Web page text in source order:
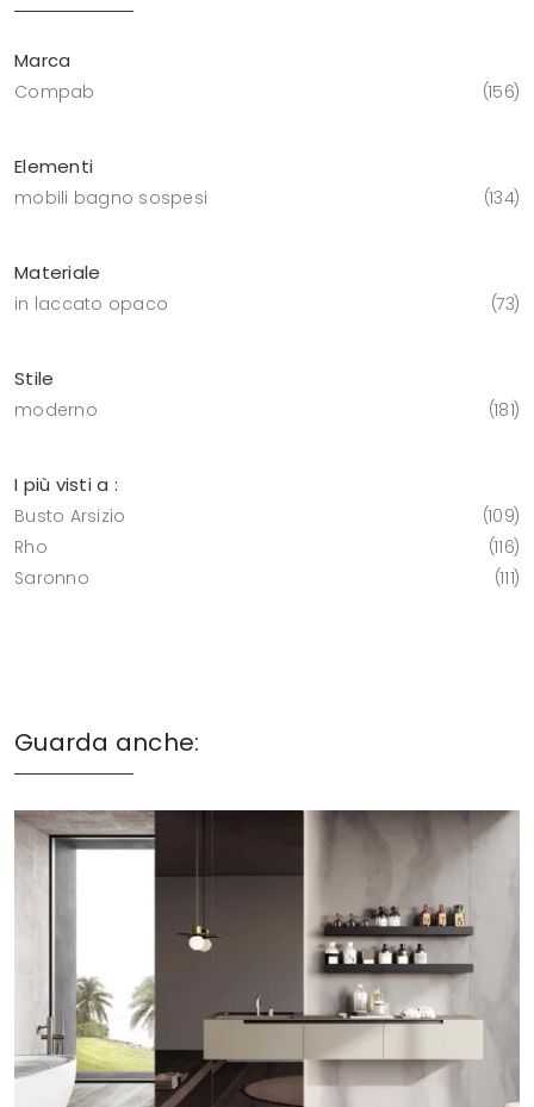
Marca
Compab 156
Elementi
mobili bagno sospesi 134
Materiale
in laccato opaco 73
Stile
moderno 181
I più visti a :
Busto Arsizio
109
Rho
116
Saronno
111
Guarda anche: